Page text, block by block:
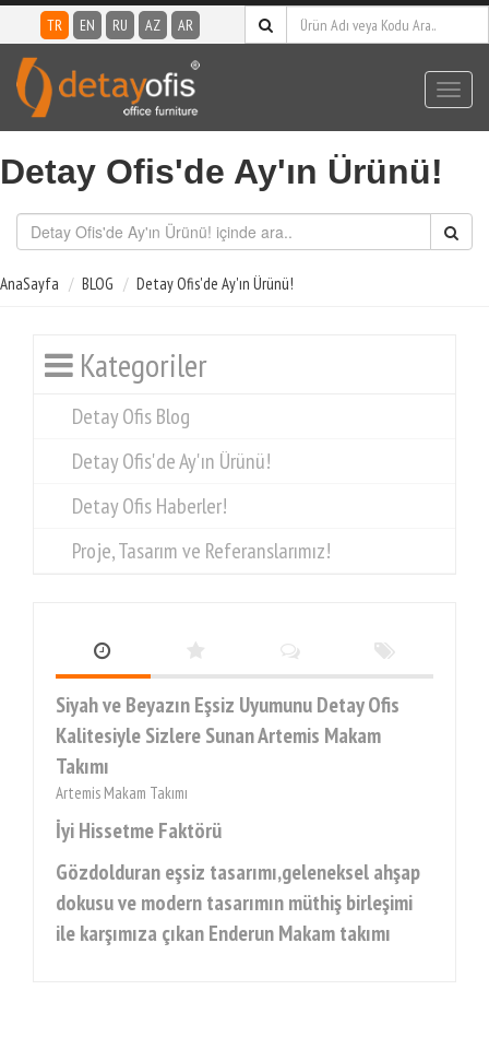
TR EN RU AZ AR
Detay Ofis'de Ay'ın Ürünü!
AnaSayfa BLOG Detay Ofis'de Ay'ın Ürünü!
Kategoriler
Detay Ofis Blog
Detay Ofis'de Ay'ın Ürünü!
Detay Ofis Haberler!
Proje, Tasarım ve Referanslarımız!
Siyah ve Beyazın Eşsiz Uyumunu Detay Ofis
Kalitesiyle Sizlere Sunan Artemis Makam
Takımı
Artemis Makam Takımı
İyi Hissetme Faktörü
Gözdolduran eşsiz tasarımı,geleneksel ahşap
dokusu ve modern tasarımın müthiş birleşimi
ile karşımıza çıkan Enderun Makam takımı